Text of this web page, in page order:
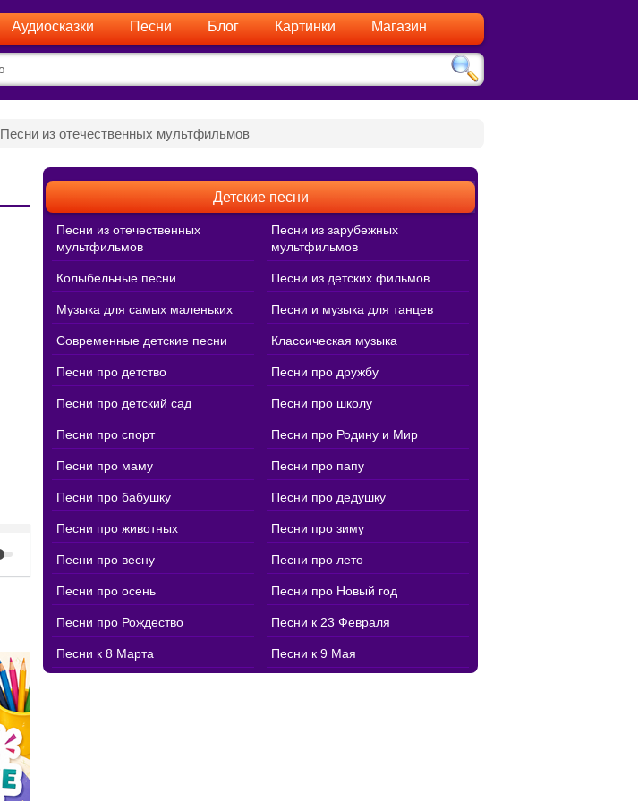
Аудиосказки Песни Блог Картинки Магазин
Песни из отечественных мультфильмов
Детские песни
Песни из отечественных
мультфильмов
Песни из зарубежных
мультфильмов
Колыбельные песни Песни из детских фильмов
Музыка для самых маленьких Песни и музыка для танцев
Современные детские песни Классическая музыка
Песни про детство Песни про дружбу
Песни про детский сад Песни про школу
Песни про спорт Песни про Родину и Мир
Песни про маму Песни про папу
Песни про бабушку Песни про дедушку
Песни про животных Песни про зиму
Песни про весну Песни про лето
Песни про осень Песни про Новый год
Песни про Рождество Песни к 23 Февраля
Песни к 8 Марта Песни к 9 Мая